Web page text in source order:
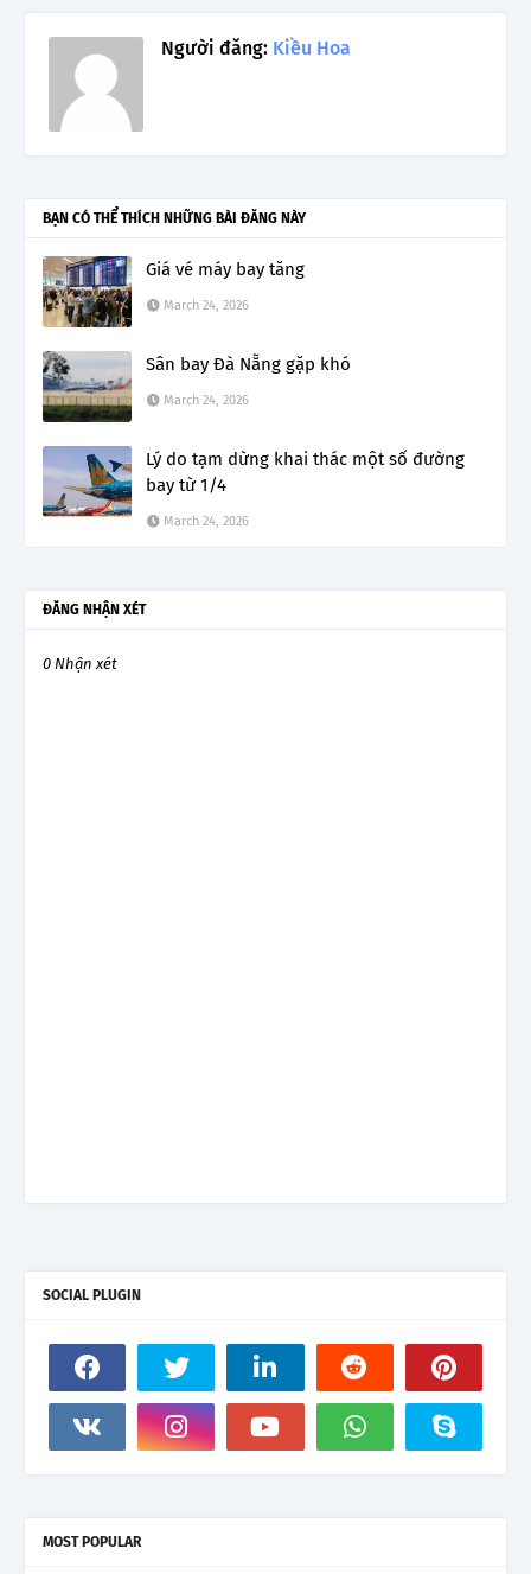
Người đăng: Kiều Hoa
BẠN CÓ THỂ THÍCH NHỮNG BÀI ĐĂNG NÀY
Giá vé máy bay tăng
March 24, 2026
Sân bay Đà Nẵng gặp khó
March 24, 2026
Lý do tạm dừng khai thác một số đường
bay từ 1/4
March 24, 2026
ĐĂNG NHẬN XÉT
0 Nhận xét
SOCIAL PLUGIN
MOST POPULAR